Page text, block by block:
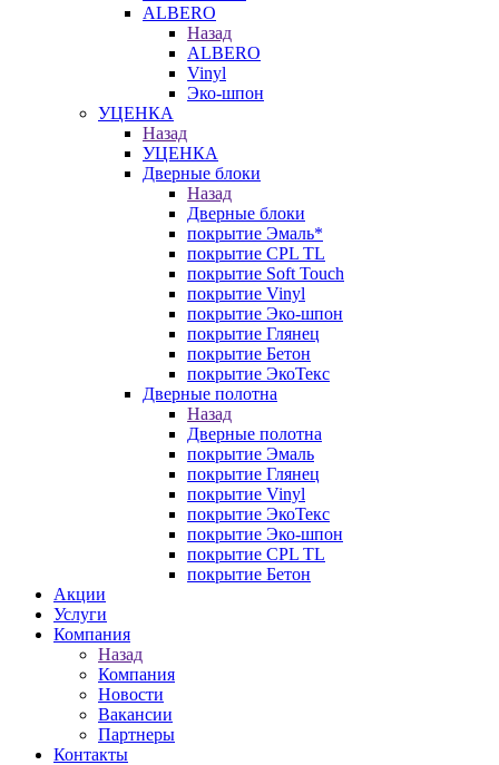
ALBERO
Назад
ALBERO
Vinyl
Эко-шпон
УЦЕНКА
Назад
УЦЕНКА
Дверные блоки
Назад
Дверные блоки
покрытие Эмаль*
покрытие CPL TL
покрытие Soft Touch
покрытие Vinyl
покрытие Эко-шпон
покрытие Глянец
покрытие Бетон
покрытие ЭкоТекс
Дверные полотна
Назад
Дверные полотна
покрытие Эмаль
покрытие Глянец
покрытие Vinyl
покрытие ЭкоТекс
покрытие Эко-шпон
покрытие CPL TL
покрытие Бетон
Акции
Услуги
Компания
Назад
Компания
Новости
Вакансии
Партнеры
Контакты